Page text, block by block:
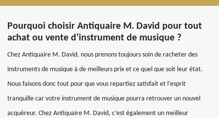
Pourquoi choisir Antiquaire M. David pour tout
achat ou vente d’instrument de musique ?
Chez Antiquaire M. David, nous prenons toujours soin de racheter des
instruments de musique à de meilleurs prix et ce quel que soit leur état.
Nous faisons donc tout pour que vous repartiez satisfait et l’esprit
tranquille car votre instrument de musique pourra retrouver un nouvel
acquéreur. Chez Antiquaire M. David, c’est également un meilleur